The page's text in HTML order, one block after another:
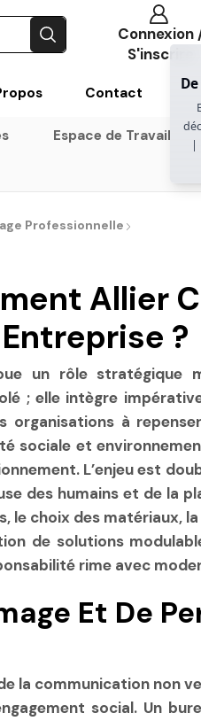
Connexion
S'inscrire
Contact
Espace de Travail
Professionnelle
Allier
?
un rôle stratégique
; elle intègre
à
sociale et
L’enjeu est
des humains et de la
le choix des matériaux,
de solutions
rime avec
Et De
la communication non
social. Un
|